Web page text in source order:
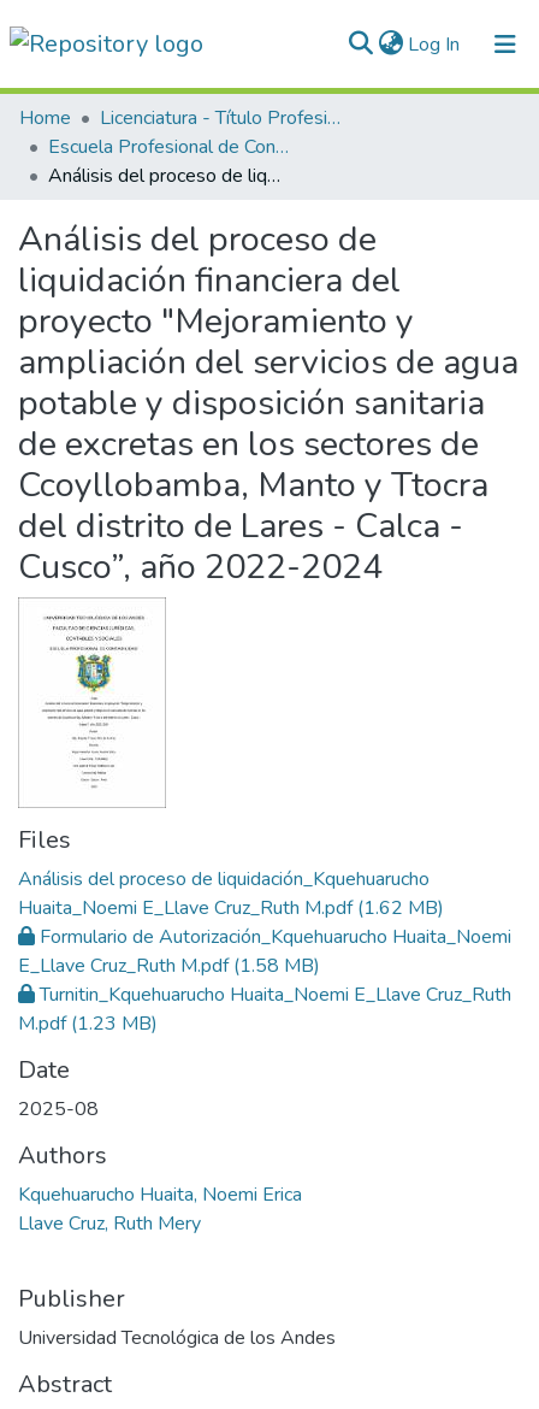
Log In (current)
Communities & Collections
All of DSpace
Normativas
Home
Licenciatura - Título Profesional
Escuela Profesional de Contabilidad
Análisis del proceso de liquidación financiera del proyecto "Mejoramiento y ampliación del servicios de agua potable y disposición sanitaria de excretas en los sectores de Ccoyllobamba, Manto y Ttocra del distrito de Lares - Calca - Cusco”, año 2022-2024
Análisis del proceso de
liquidación financiera del
proyecto "Mejoramiento y
ampliación del servicios de agua
potable y disposición sanitaria
de excretas en los sectores de
Ccoyllobamba, Manto y Ttocra
del distrito de Lares - Calca -
Cusco”, año 2022-2024
Files
Análisis del proceso de liquidación_Kquehuarucho
Huaita_Noemi E_Llave Cruz_Ruth M.pdf(1.62 MB)
Formulario de Autorización_Kquehuarucho Huaita_Noemi
E_Llave Cruz_Ruth M.pdf(1.58 MB)
Turnitin_Kquehuarucho Huaita_Noemi E_Llave Cruz_Ruth
M.pdf(1.23 MB)
Date
2025-08
Authors
Kquehuarucho Huaita, Noemi Erica
Llave Cruz, Ruth Mery
Publisher
Universidad Tecnológica de los Andes
Abstract